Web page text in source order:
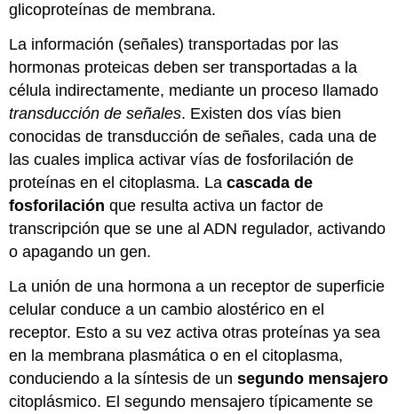
glicoproteínas de membrana.
La información (señales) transportadas por las
hormonas proteicas deben ser transportadas a la
célula indirectamente, mediante un proceso llamado
transducción de señales. Existen dos vías bien
conocidas de transducción de señales, cada una de
las cuales implica activar vías de fosforilación de
proteínas en el citoplasma. Lacascada de
fosforilación que resulta activa un factor de
transcripción que se une al ADN regulador, activando
o apagando un gen.
La unión de una hormona a un receptor de superficie
celular conduce a un cambio alostérico en el
receptor. Esto a su vez activa otras proteínas ya sea
en la membrana plasmática o en el citoplasma,
conduciendo a la síntesis de unsegundo mensajero
citoplásmico. El segundo mensajero típicamente se